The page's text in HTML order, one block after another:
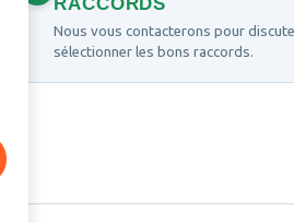
Nous vous contacterons pour
sélectionner les bons raccords.